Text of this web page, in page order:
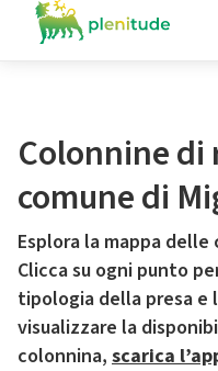
Colonnine di
comune di
Esplora la mappa
Clicca su ogni punto
tipologia della presa e
visualizzare la
colonnina, scarica